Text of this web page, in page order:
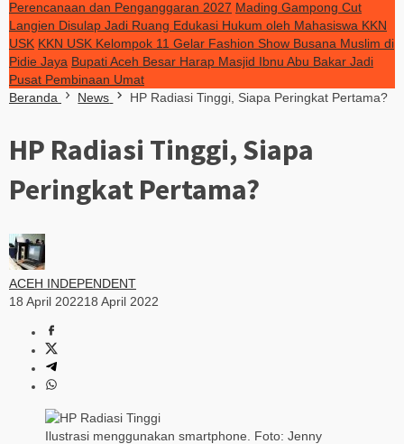
Perencanaan dan Penganggaran 2027 Mading Gampong Cut
Langien Disulap Jadi Ruang Edukasi Hukum oleh Mahasiswa KKN
USK KKN USK Kelompok 11 Gelar Fashion Show Busana Muslim di
Pidie Jaya Bupati Aceh Besar Harap Masjid Ibnu Abu Bakar Jadi
Pusat Pembinaan Umat
Beranda
News HP Radiasi Tinggi, Siapa Peringkat Pertama?
HP Radiasi Tinggi, Siapa
Peringkat Pertama?
ACEH INDEPENDENT
18 April 202218 April 2022
Ilustrasi menggunakan smartphone. Foto: Jenny